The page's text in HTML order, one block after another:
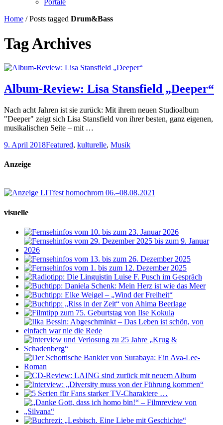
Portale
Home /Posts tagged Drum&Bass
Tag Archives
Album-Review: Lisa Stansfield „Deeper“
Nach acht Jahren ist sie zurück: Mit ihrem neuen Studioalbum
"Deeper" zeigt sich Lisa Stansfield von ihrer besten, ganz eigenen,
musikalischen Seite – mit …
9. April 2018Featured, kulturelle, Musik
Anzeige
visuelle